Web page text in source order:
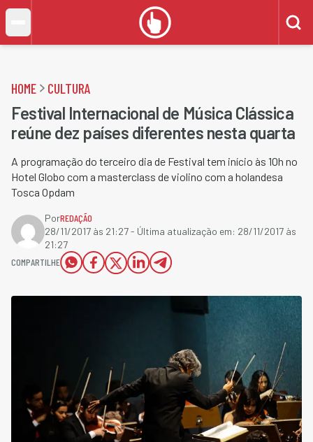
HOME CULTURA
Festival Internacional de Música Clássica
reúne dez países diferentes nesta quarta
A programação do terceiro dia de Festival tem início às 10h no
Hotel Globo com a masterclass de violino com a holandesa
Tosca Opdam
PorREDAÇÃO
28/11/2017 às 21:27- Última atualização em: 28/11/2017 às
21:27
COMPARTILHE